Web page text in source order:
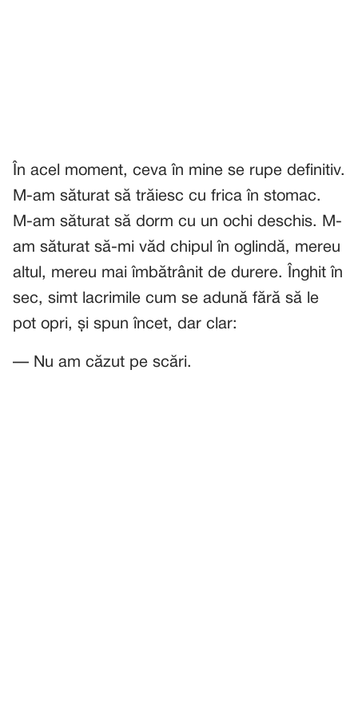
În acel moment, ceva în mine se rupe definitiv.
M-am săturat să trăiesc cu frica în stomac.
M-am săturat să dorm cu un ochi deschis. M-
am săturat să-mi văd chipul în oglindă, mereu
altul, mereu mai îmbătrânit de durere. Înghit în
sec, simt lacrimile cum se adună fără să le
pot opri, și spun încet, dar clar:
— Nu am căzut pe scări.